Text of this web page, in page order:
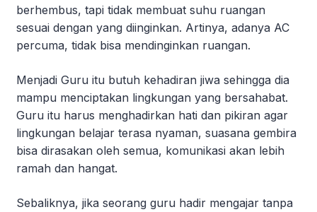
berhembus, tapi tidak membuat suhu ruangan
sesuai dengan yang diinginkan. Artinya, adanya AC
percuma, tidak bisa mendinginkan ruangan.
Menjadi Guru itu butuh kehadiran jiwa sehingga dia
mampu menciptakan lingkungan yang bersahabat.
Guru itu harus menghadirkan hati dan pikiran agar
lingkungan belajar terasa nyaman, suasana gembira
bisa dirasakan oleh semua, komunikasi akan lebih
ramah dan hangat.
Sebaliknya, jika seorang guru hadir mengajar tanpa